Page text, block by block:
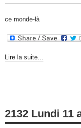
ce monde-là
Lire la suite...
2132 Lundi 11